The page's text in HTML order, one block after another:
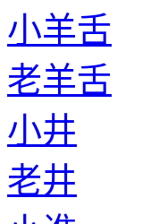
小羊舌
老羊舌
小井
老井